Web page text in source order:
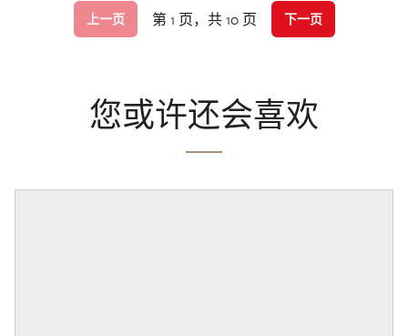
上一页 第 1 页，共 10 页 下一页
您或许还会喜欢